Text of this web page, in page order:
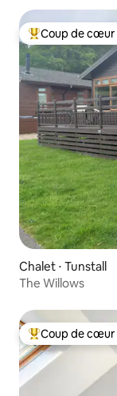
Coups de cœur
Coup de cœur
Chalet ⋅ Tunstall
The Willows
Coups de cœur
Coup de cœur